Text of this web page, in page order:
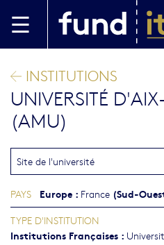
INSTITUTIONS
UNIVERSITÉ
(AMU)
Site de l'université
PAYS Europe : France (Sud-
TYPE D'INSTITUTION
Institutions Françaises :